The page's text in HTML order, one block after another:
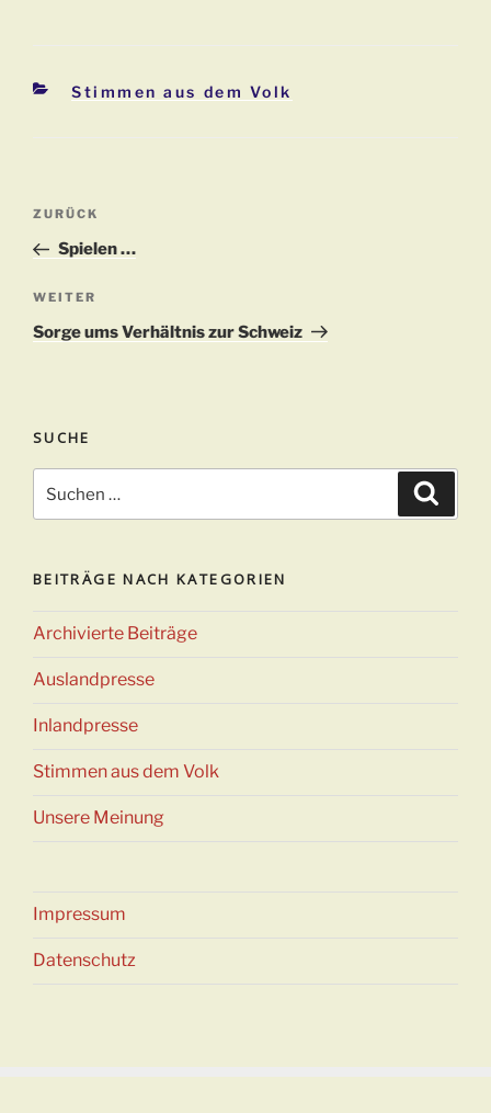
Kategorien
Stimmen aus dem Volk
Beitragsnavigation
Vorheriger
Beitrag
ZURÜCK
Spielen …
Nächster
Beitrag
WEITER
Sorge ums Verhältnis zur Schweiz
SUCHE
nach:
BEITRÄGE NACH KATEGORIEN
Archivierte Beiträge
Auslandpresse
Inlandpresse
Stimmen aus dem Volk
Unsere Meinung
Impressum
Datenschutz